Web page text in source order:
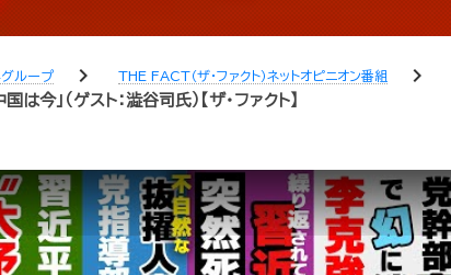
ループ chevron_right THE FACT（ザ・ファクト）ネットオピニオン番組 chevron_right
今」（ゲスト：澁谷司氏）【ザ・ファクト】